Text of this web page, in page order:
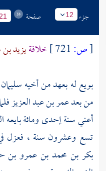
جزء 12 صفحة
[ص: خلافةيزيد
بويع له بعهد من أخيه
من بعدعمر بن عبد العزيز
أعني سنة إحدى ومائة بايعه
تسع وعشرون سنة ، فعزل
بكر بن محمد بن عمرو بن